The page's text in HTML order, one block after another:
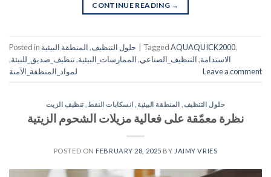
CONTINUE READING →
Posted in حلول التنظيف,المنطقة البيئية TaggedAQUAQUICK2000,
الاستدامة,التنظيف_الصناعي,الممارسات_البيئية,تنظيف_صديق_للبيئة,
لمواد_المنظفة_الآمنة
Leave a comment
حلول التنظيف المنطقة البيئية انسكابات النفط تنظيف الزيت
نظرة معمّقة على فعالية مزيلات الشحوم الزيتية
POSTED ON FEBRUARY 28, 2025 BY JAIMY VRIES